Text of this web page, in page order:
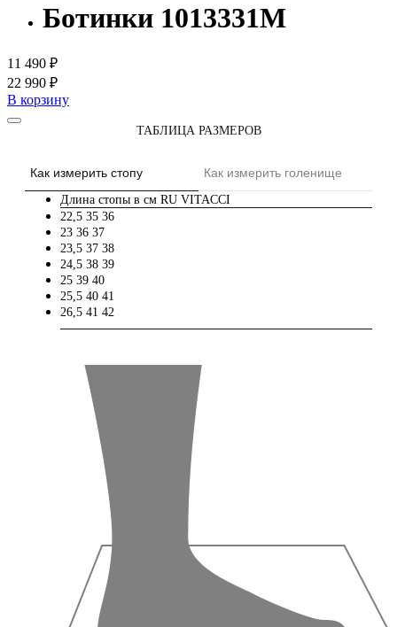
Ботинки 1013331M
11 490 ₽
22 990 ₽
В корзину
ТАБЛИЦА РАЗМЕРОВ
Как измерить стопу Как измерить голенище
Длина стопы в см RU VITACCI
22,5 35 36
23 36 37
23,5 37 38
24,5 38 39
25 39 40
25,5 40 41
26,5 41 42